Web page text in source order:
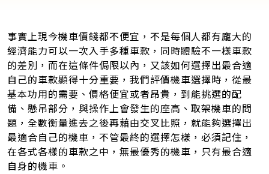
事實上現今機車價錢都不便宜，不是每個人都有龐大的
經濟能力可以一次入手多種車款，同時體驗不一樣車款
的差別，而在這條件侷限以內，又該如何選擇出最合適
自己的車款顯得十分重要，我們評價機車選擇時，從最
基本功用的需要、價格便宜或者昂貴，到能挑選的配
備、懸吊部分，與操作上會發生的座高、取架機車的問
題，全數衡量進去之後再藉由交叉比照，就能夠選擇出
最適合自己的機車，不管最終的選擇怎樣，必須記住，
在各式各樣的車款之中，無最優秀的機車，只有最合適
自身的機車。